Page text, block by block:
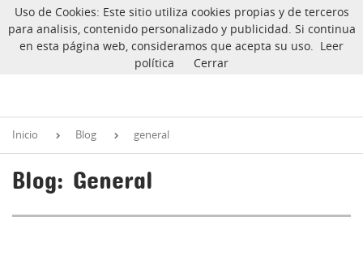
Warning: Undefined array key "ida" in
/var/www/vhosts/carlinosos.com/httpdocs/blog/index.phpon
CarlinoSOS
Inicio Blog general
Blog: General
Uso de Cookies: Este sitio utiliza cookies propias y de terceros
para analisis, contenido personalizado y publicidad. Si continua
en esta página web, consideramos que acepta su uso. Leer
política
Cerrar